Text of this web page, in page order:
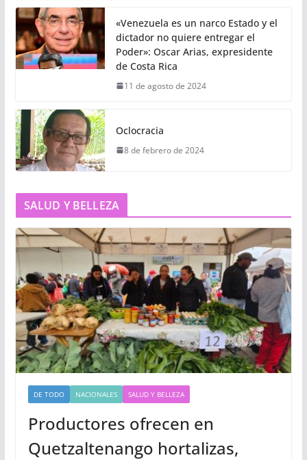
«Venezuela es un narco Estado y el
dictador no quiere entregar el
Poder»: Oscar Arias, expresidente
de Costa Rica
11 de agosto de 2024
Oclocracia
8 de febrero de 2024
SALUD Y BELLEZA
DE TODO NACIONALES SALUD Y BELLEZA
Productores ofrecen en
Quetzaltenango hortalizas,